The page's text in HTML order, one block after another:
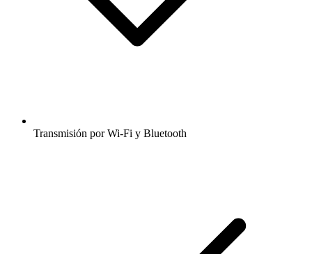
Transmisión por Wi-Fi y Bluetooth